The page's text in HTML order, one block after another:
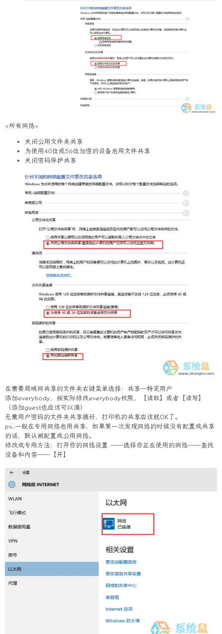
<所有网络>
关闭公用文件夹共享
为使用40位或56位加密的设备启用文件共享
关闭密码保护共享
在需要局域网共享的文件夹右键菜单选择：共享—特定用户
添加everybody，按实际修改everybody权限，【读取】或者【读写】
（添加guest也应该可以滴）
无需用户密码的文件夹共享搞好，打印机的共享应该就OK了。
ps.一般在专用网络启用共享，如果第一次发现网络的时候没有配置成共享
的话，默认被配置成公用网络。
修改成专用方法：打开你的网络设置 ——选择你正在使用的网络——查找
设备和内容——【开】